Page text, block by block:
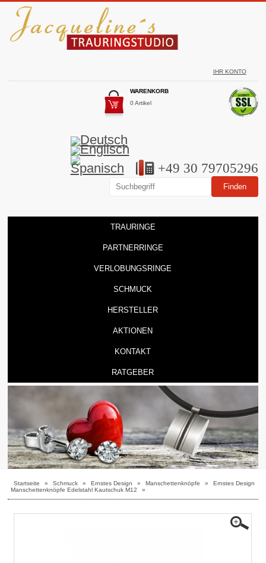
IHR KONTO
WARENKORB
0 Artikel
+49 30 79705296
TRAURINGE
PARTNERRINGE
VERLOBUNGSRINGE
SCHMUCK
HERSTELLER
AKTIONEN
KONTAKT
RATGEBER
Startseite » Schmuck » Ernstes Design » Manschettenknöpfe »
Ernstes Design
Manschettenknöpfe Edelstahl Kautschuk M12
»